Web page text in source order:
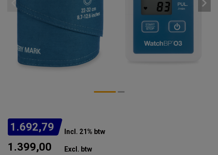
1.692,79 Incl. 21% btw
1.399,00 Excl. btw